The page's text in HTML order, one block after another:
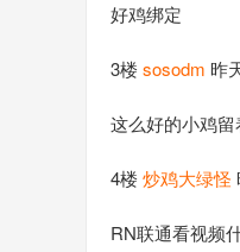
好鸡绑定
3楼 sosodm 昨
这么好的小鸡
4楼 炒鸡大绿怪
RN联通看视频